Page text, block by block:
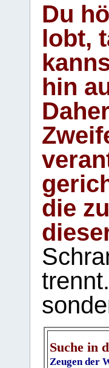
Du
lobt,
hin
die
Suche in
Zeugen der